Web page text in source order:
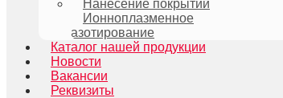
Нанесение покрытий
Ионноплазменное
азотирование
Каталог нашей продукции
Новости
Вакансии
Реквизиты